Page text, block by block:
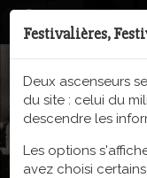
21e
du
Festivalières,
Deux ascenseurs
du site : celui du
descendre les
Les options
avez choisi